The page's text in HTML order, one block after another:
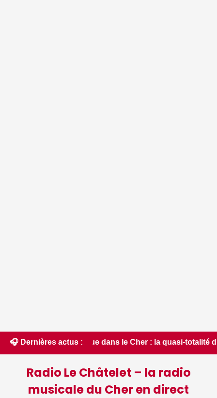
🎧 Dernières actus :
dans le Cher : la quasi-totalité du département
Radio Le Châtelet – la radio
musicale du Cher en direct